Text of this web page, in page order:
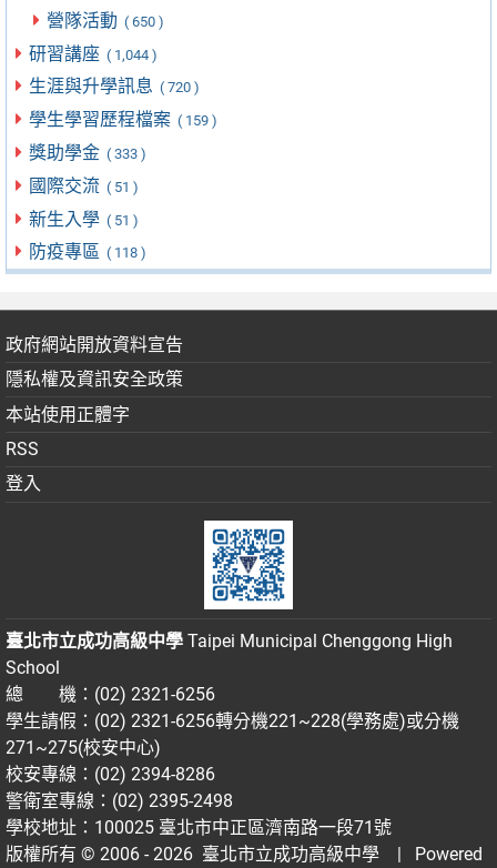
營隊活動 ( 650 )
研習講座 ( 1,044 )
生涯與升學訊息 ( 720 )
學生學習歷程檔案 ( 159 )
獎助學金 ( 333 )
國際交流 ( 51 )
新生入學 ( 51 )
防疫專區 ( 118 )
政府網站開放資料宣告
隱私權及資訊安全政策
本站使用正體字
RSS
登入
臺北市立成功高級中學 Taipei Municipal Chenggong High
School
總 機：(02) 2321-6256
學生請假：(02) 2321-6256轉分機221~228(學務處)或分機
271~275(校安中心)
校安專線：(02) 2394-8286
警衛室專線：(02) 2395-2498
學校地址：100025 臺北市中正區濟南路一段71號
版權所有 © 2006 - 2026 臺北市立成功高級中學 | Powered